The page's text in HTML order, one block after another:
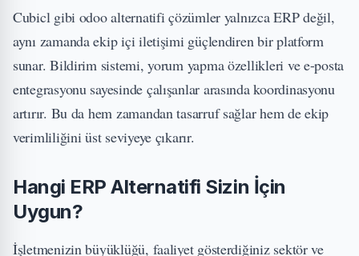
Cubicl gibi odoo alternatifi çözümler yalnızca ERP değil,
aynı zamanda ekip içi iletişimi güçlendiren bir platform
sunar. Bildirim sistemi, yorum yapma özellikleri ve e-posta
entegrasyonu sayesinde çalışanlar arasında koordinasyonu
artırır. Bu da hem zamandan tasarruf sağlar hem de ekip
verimliliğini üst seviyeye çıkarır.
Hangi ERP Alternatifi Sizin İçin
Uygun?
İşletmenizin büyüklüğü, faaliyet gösterdiğiniz sektör ve